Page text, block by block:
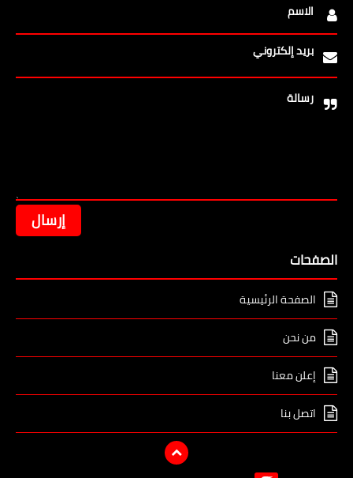
الاسم
بريد إلكتروني
رسالة
الصفحات
الصفحة الرئيسية
من نحن
إعلن معنا
اتصل بنا